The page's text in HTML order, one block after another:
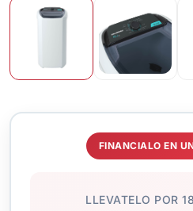
FINANCIALO EN
LLEVATELO POR